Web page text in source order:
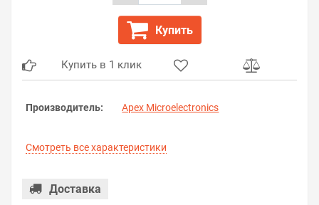
Купить
Купить в 1 клик
Производитель: Apex Microelectronics
Смотреть все характеристики
Доставка